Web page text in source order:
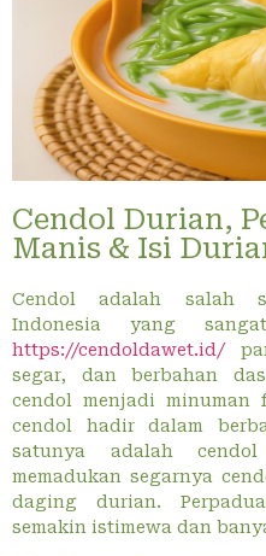
Cendol Durian,
Manis & Isi
Cendol adalah salah
Indonesia yang
https://cendoldawet.id/
segar, dan berbahan
cendol menjadi minuman
cendol hadir dalam
satunya adalah
memadukan segarnya
daging durian.
semakin istimewa dan